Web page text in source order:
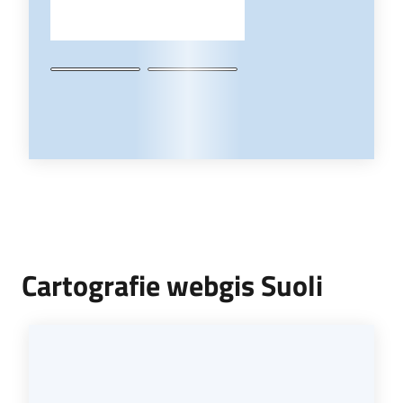
Cartografie webgis Suoli